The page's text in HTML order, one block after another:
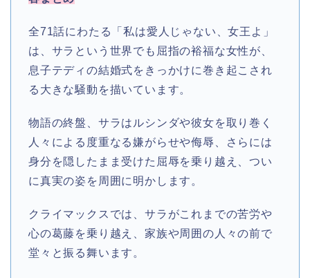
全71話にわたる「私は愛人じゃない、女王よ」
は、サラという世界でも屈指の裕福な女性が、
息子テディの結婚式をきっかけに巻き起こされ
る大きな騒動を描いています。
物語の終盤、サラはルシンダや彼女を取り巻く
人々による度重なる嫌がらせや侮辱、さらには
身分を隠したまま受けた屈辱を乗り越え、つい
に真実の姿を周囲に明かします。
クライマックスでは、サラがこれまでの苦労や
心の葛藤を乗り越え、家族や周囲の人々の前で
堂々と振る舞います。